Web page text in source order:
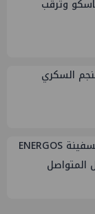
وترقب
السكري
عاجل: البترول تنجح في تعويم السفينة ENERGOS